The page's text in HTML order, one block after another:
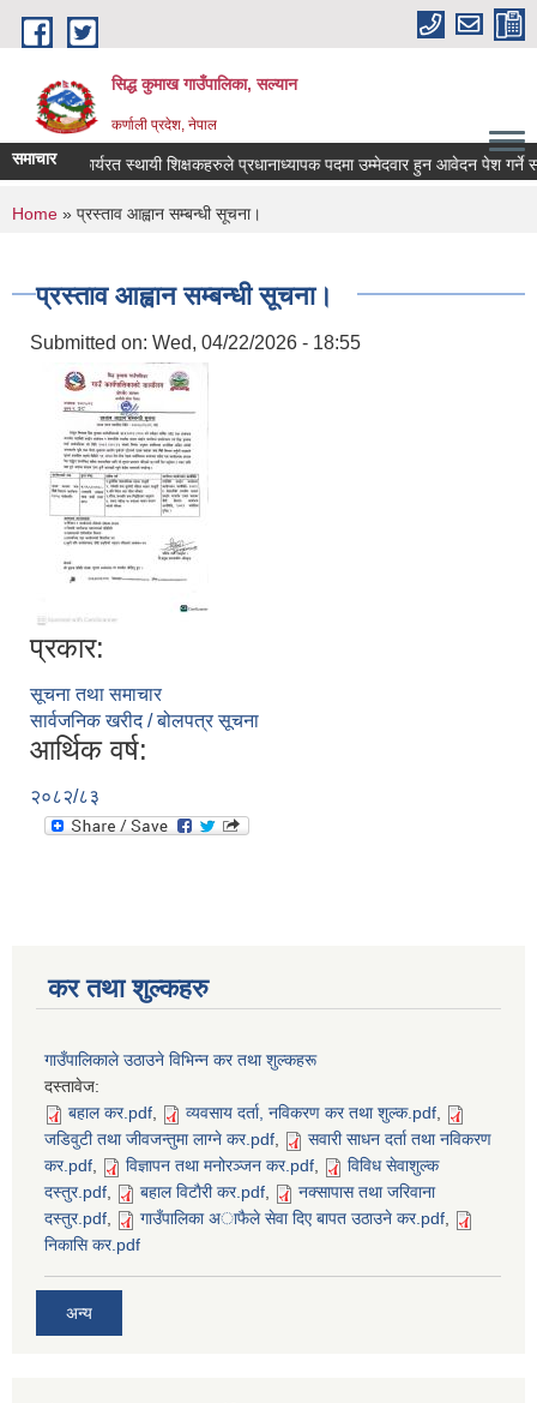
Skip to main content
सिद्ध कुमाख गाउँपालिका, सल्यान
कर्णाली प्रदेश, नेपाल
समाचारकार्यरत स्थायी शिक्षकहरुले प्रधानाध्यापक पदमा उम्मेदवार हुन आवेदन पेश गर्ने
You are here
Home » प्रस्ताव आह्वान सम्बन्धी सूचना।
प्रस्ताव आह्वान सम्बन्धी सूचना।
Submitted on: Wed, 04/22/2026 - 18:55
प्रकार:
सूचना तथा समाचार
सार्वजनिक खरीद / बोलपत्र सूचना
आर्थिक वर्ष:
२०८२/८३
कर तथा शुल्कहरु
गाउँपालिकाले उठाउने विभिन्न कर तथा शुल्कहरू
दस्तावेज:
बहाल कर.pdf, व्यवसाय दर्ता, नविकरण कर तथा शुल्क.pdf,
जडिवुटी तथा जीवजन्तुमा लाग्ने कर.pdf,
सवारी साधन दर्ता तथा नविकरण
कर.pdf, विज्ञापन तथा मनोरञ्जन कर.pdf,
विविध सेवाशुल्क
दस्तुर.pdf, बहाल विटाैरी कर.pdf,
नक्सापास तथा जरिवाना
दस्तुर.pdf, गाउँपालिका अाफैले सेवा दिए बापत उठाउने कर.pdf,
निकासि कर.pdf
अन्य